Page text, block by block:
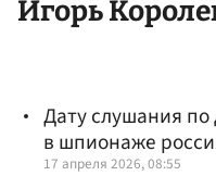
Игорь
Дату слушания
в шпионаже
17 апреля 2026, 08:55